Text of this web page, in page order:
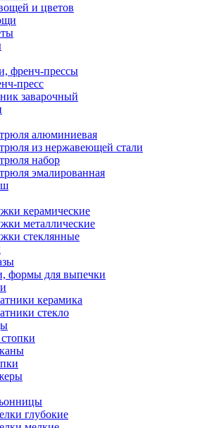
и цветов
френч-прессы
пресс
заварочный
алюминиевая
из нержавеющей стали
набор
эмалированная
керамические
металлические
стеклянные
формы для выпечки
керамика
стекло
глубокие